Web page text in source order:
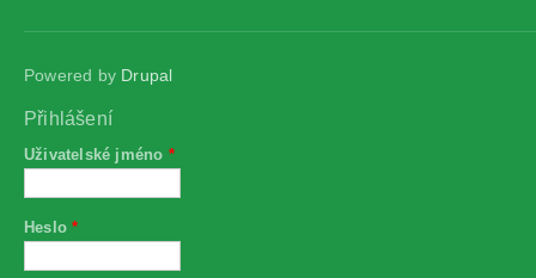
Powered by Drupal
Přihlášení
Uživatelské jméno *
Heslo*